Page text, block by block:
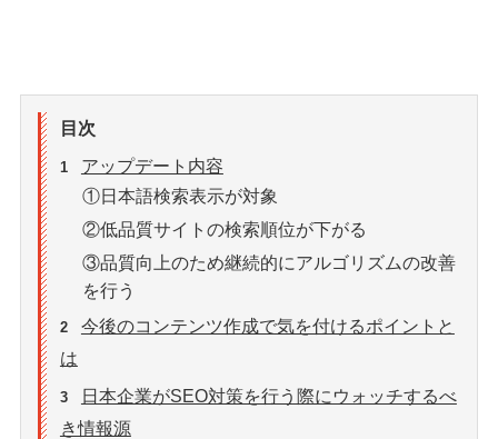
目次
1
アップデート内容
①日本語検索表示が対象
②低品質サイトの検索順位が下がる
③品質向上のため継続的にアルゴリズムの改善
を行う
2
今後のコンテンツ作成で気を付けるポイントと
は
3
日本企業がSEO対策を行う際にウォッチするべ
き情報源